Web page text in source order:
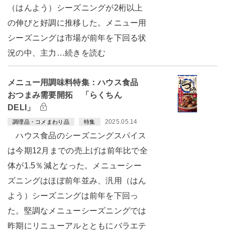
（はんよう）シーズニングが2桁以上
の伸びと好調に推移した。メニュー用
シーズニングは市場が前年を下回る状
況の中、主力…続きを読む
メニュー用調味料特集：ハウス食品
おつまみ需要開拓 「らくちん
DELI」
調理品・コメまわり品 特集 2025.05.14
ハウス食品のシーズニングスパイス
は今期12月までの売上げは前年比で全
体が1.5％減となった。メニューシー
ズニングはほぼ前年並み、汎用（はん
よう）シーズニングは前年を下回っ
た。堅調なメニューシーズニングでは
昨期にリニューアルとともにバラエテ